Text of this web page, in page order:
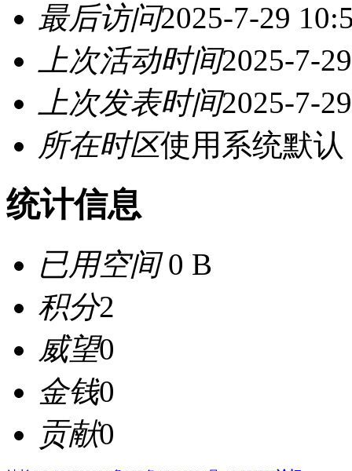
最后访问2025-7-29
上次活动时间2025-7-
上次发表时间2025-7-
所在时区使用系统默认
统计信息
已用空间0 B
积分2
威望0
金钱0
贡献0